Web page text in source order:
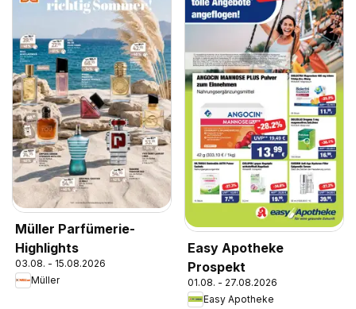
Müller Parfümerie-
Highlights
03.08. - 15.08.2026
Müller
Easy Apotheke
Prospekt
01.08. - 27.08.2026
Easy Apotheke